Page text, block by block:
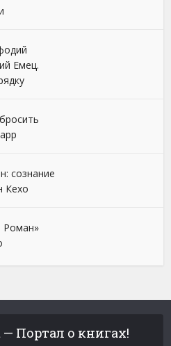
Емец.
сознание
Кехо
Роман»
Портал о книгах!